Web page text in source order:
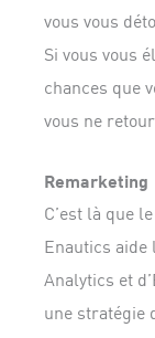
vous vous
Si vous vous
chances que
vous ne
Remarketing
C’est là que
Enautics aide
Analytics et
une stratégie